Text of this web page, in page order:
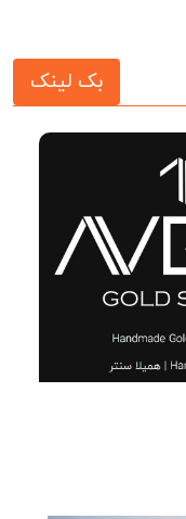
بک لینک